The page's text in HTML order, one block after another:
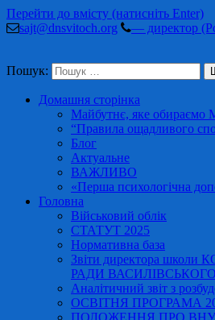
Перейти до вмісту (натисніть Enter)
sajt@dnsvitoch.org
— директор
Пошук:
Домашня сторінка
Майбутнє, яке обираємо
“Правила ощадливого
Блог
Актуальне
ВАЖЛИВО
«Перша психологічна
Головна
Військовий облік
СТАТУТ 2025
Нормативна база
Звіти директора
РАДИ ВАСИЛІВСЬКОГО
Аналітичний звіт з
ОСВІТНЯ ПРОГРАМА
ПОЛОЖЕННЯ ПРО